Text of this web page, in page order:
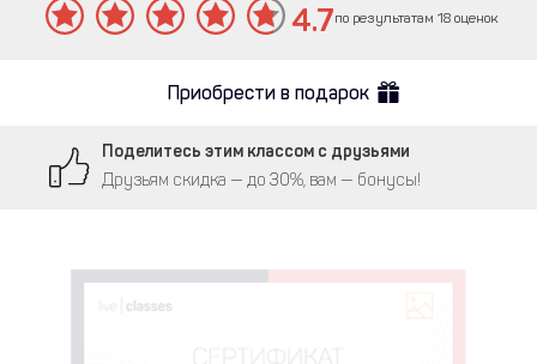
4.7по результатам 18 оценок
Приобрести в подарок
Поделитесь этим классом с друзьями
Друзьям скидка — до 30%, вам — бонусы!